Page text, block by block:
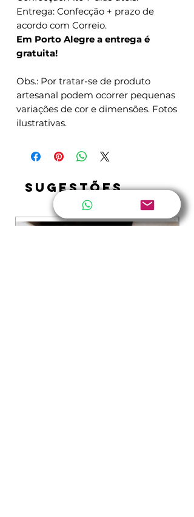
Entrega: Confecção + prazo de
acordo com Correio.
Em Porto Alegre a entrega é
gratuita!
Obs.: Por tratar-se de produto
artesanal podem ocorrer pequenas
variações de cor e dimensões. Fotos
ilustrativas.
SUGESTÕES